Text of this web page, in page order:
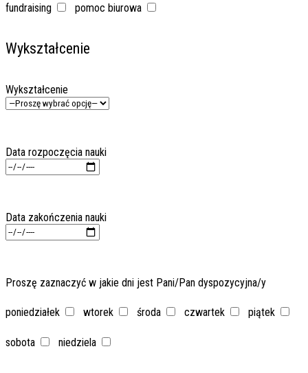
fundraising pomoc biurowa
Wykształcenie
Wykształcenie
Data rozpoczęcia nauki
Data zakończenia nauki
Proszę zaznaczyć w jakie dni jest Pani/Pan dyspozycyjna/y
poniedziałek wtorek środa czwartek piątek
sobota niedziela